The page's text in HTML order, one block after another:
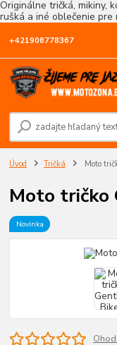
Originálne tričká, mikiny,
rušká a iné oblečenie pre
+421908778367
Úvod Tričká Moto
Moto tričko
Novinka